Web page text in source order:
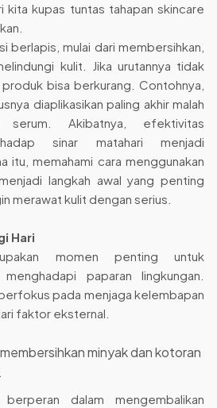
kita kupas tuntas tahapan skincare
berlapis, mulai dari membersihkan,
kulit. Jika urutannya tidak
bisa berkurang. Contohnya,
diaplikasikan paling akhir malah
serum. Akibatnya, efektivitas
sinar matahari menjadi
itu, memahami cara menggunakan
langkah awal yang penting
merawat kulit dengan serius.
Hari
momen penting untuk
paparan lingkungan.
pada menjaga kelembapan
faktor eksternal.
membersihkan minyak dan kotoran
berperan dalam mengembalikan